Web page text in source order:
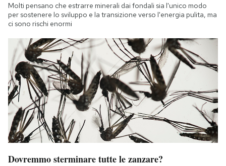
Molti pensano che estrarre minerali dai fondali sia l'unico modo
per sostenere lo sviluppo e la transizione verso l'energia pulita, ma
ci sono rischi enormi
Dovremmo sterminare tutte le zanzare?